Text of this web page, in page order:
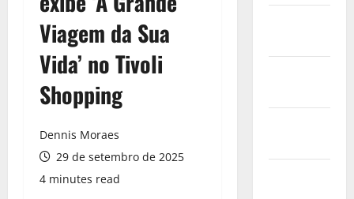
Viagem da Sua
Vida’ no Tivoli
Shopping
Dennis Moraes
29 de setembro de 2025
4 minutes read